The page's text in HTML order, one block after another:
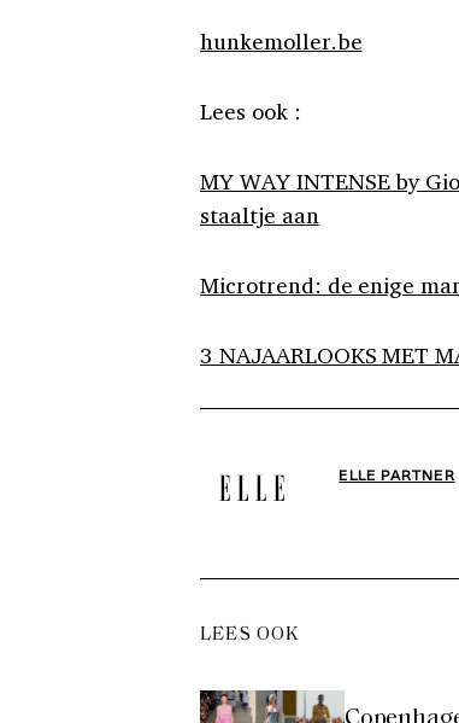
hunkemoller.be
Lees ook :
MY WAY INTENSE by
staaltje aan
Microtrend: de enige
3 NAJAARLOOKS MET
ELLE PARTNER
LEES OOK